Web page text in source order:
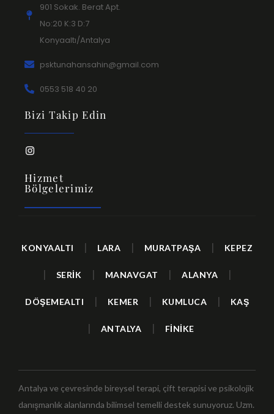
901 Sokak. Berat Apt.
No:20 K:3 D:7
Konyaaltı/Antalya
psktunahansahin@gmail.com
0553 518 40 20
Bizi Takip Edin
Hizmet
Bölgelerimiz
KONYAALTI LARA MURATPAŞA KEPEZ
SERİK MANAVGAT ALANYA
DÖŞEMEALTI KEMER KUMLUCA KAŞ
ANTALYA FİNİKE
Antalya ve çevresinde bireysel terapi, çift terapisi ve psikolojik
danışmanlık alanlarında bilimsel temelli destek sunuyoruz. Uzm.